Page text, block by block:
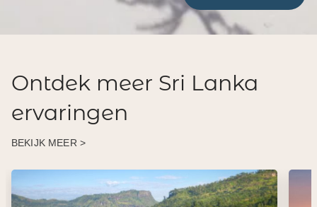
Ontdek meer Sri Lanka
ervaringen
BEKIJK MEER >